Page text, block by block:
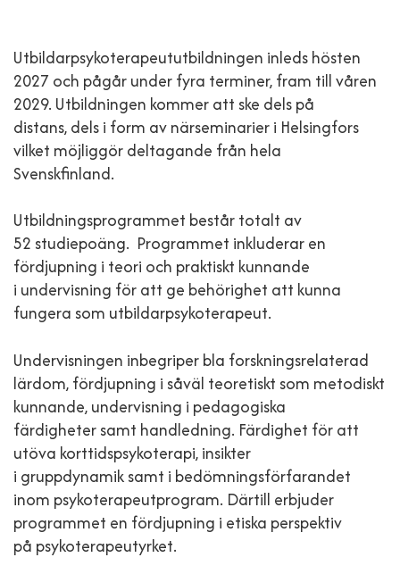
Utbildarpsykoterapeututbildningen inleds hösten
2027 och pågår under fyra terminer, fram till våren
2029. Utbildningen kommer att ske dels på
distans, dels i form av närseminarier i Helsingfors
vilket möjliggör deltagande från hela
Svenskfinland.
Utbildningsprogrammet består totalt av
52 studiepoäng. Programmet inkluderar en
fördjupning i teori och praktiskt kunnande
i undervisning för att ge behörighet att kunna
fungera som utbildarpsykoterapeut.
Undervisningen inbegriper bla forskningsrelaterad
lärdom, fördjupning i såväl teoretiskt som metodiskt
kunnande, undervisning i pedagogiska
färdigheter samt handledning. Färdighet för att
utöva korttidspsykoterapi, insikter
i gruppdynamik samt i bedömningsförfarandet
inom psykoterapeutprogram. Därtill erbjuder
programmet en fördjupning i etiska perspektiv
på psykoterapeutyrket.